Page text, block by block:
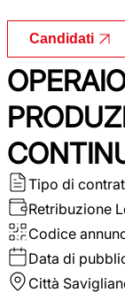
Candidati
Tipo di
Retribuzione
Codice
Data di
Città